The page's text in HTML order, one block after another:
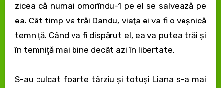
zicea că numai omorîndu-1 pe el se salvează pe
ea. Cât timp va trăi Dandu, viaţa ei va fi o veşnică
temniţă. Când va fi dispărut el, ea va putea trăi şi
în temniţă mai bine decât azi în libertate.
S-au culcat foarte târziu şi totuşi Liana s-a mai